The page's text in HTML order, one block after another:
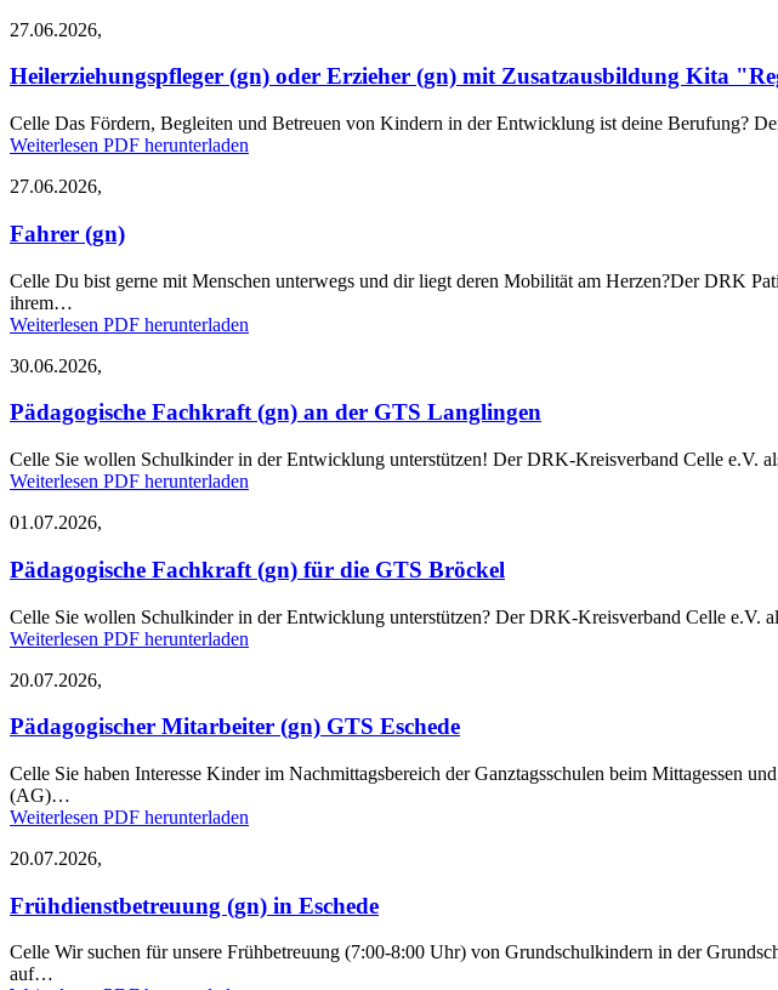
27.06.2026,
Heilerziehungspfleger (gn) oder Erzieher (gn) mit Zusatzausbildung Kita
Celle Das Fördern, Begleiten und Betreuen von Kindern in der Entwicklung ist deine Berufung?
Weiterlesen PDF herunterladen
27.06.2026,
Fahrer (gn)
Celle Du bist gerne mit Menschen unterwegs und dir liegt deren Mobilität am Herzen?Der DRK
ihrem…
Weiterlesen PDF herunterladen
30.06.2026,
Pädagogische Fachkraft (gn) an der GTS Langlingen
Celle Sie wollen Schulkinder in der Entwicklung unterstützen! Der DRK-Kreisverband Celle e.V.
Weiterlesen PDF herunterladen
01.07.2026,
Pädagogische Fachkraft (gn) für die GTS Bröckel
Celle Sie wollen Schulkinder in der Entwicklung unterstützen? Der DRK-Kreisverband Celle
Weiterlesen PDF herunterladen
20.07.2026,
Pädagogischer Mitarbeiter (gn) GTS Eschede
Celle Sie haben Interesse Kinder im Nachmittagsbereich der Ganztagsschulen beim Mittagessen
(AG)…
Weiterlesen PDF herunterladen
20.07.2026,
Frühdienstbetreuung (gn) in Eschede
Celle Wir suchen für unsere Frühbetreuung (7:00-8:00 Uhr) von Grundschulkindern in der
auf…